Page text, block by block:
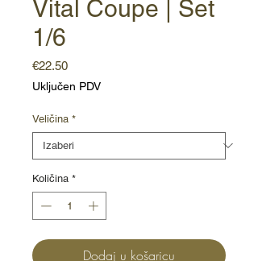
Vital Coupe | Set
1/6
€22.50Cijena
Uključen PDV
Veličina *
Količina *
Dodaj u košaricu